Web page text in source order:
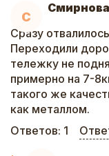
С
Сразу
Переходили
тележку не
примерно на 7-
такого же
как металлом.
Ответов: 1